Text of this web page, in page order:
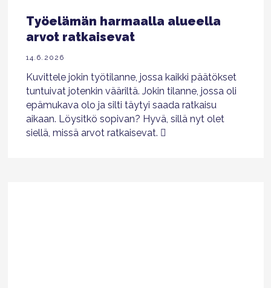
Työelämän harmaalla alueella
arvot ratkaisevat
14.6.2026
Kuvittele jokin työtilanne, jossa kaikki päätökset
tuntuivat jotenkin vääriltä. Jokin tilanne, jossa oli
epämukava olo ja silti täytyi saada ratkaisu
aikaan. Löysitkö sopivan? Hyvä, sillä nyt olet
siellä, missä arvot ratkaisevat.